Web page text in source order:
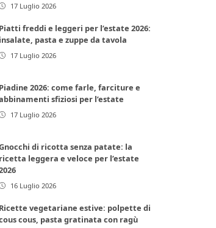
17 Luglio 2026
Piatti freddi e leggeri per l’estate 2026:
insalate, pasta e zuppe da tavola
17 Luglio 2026
Piadine 2026: come farle, farciture e
sfiziosi per l’estate
17 Luglio 2026
di ricotta senza patate: la
ricetta leggera e veloce per l’estate
16 Luglio 2026
Ricette vegetariane estive: polpette di
cous, pasta gratinata con ragù